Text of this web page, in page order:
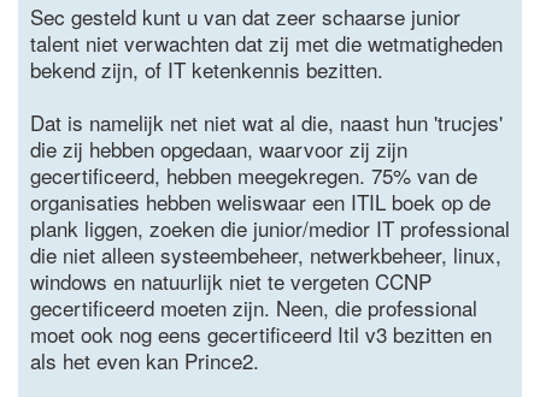
Sec gesteld kunt u van dat zeer schaarse junior
talent niet verwachten dat zij met die wetmatigheden
bekend zijn, of IT ketenkennis bezitten.
Dat is namelijk net niet wat al die, naast hun 'trucjes'
die zij hebben opgedaan, waarvoor zij zijn
gecertificeerd, hebben meegekregen. 75% van de
organisaties hebben weliswaar een ITIL boek op de
plank liggen, zoeken die junior/medior IT professional
die niet alleen systeembeheer, netwerkbeheer, linux,
windows en natuurlijk niet te vergeten CCNP
gecertificeerd moeten zijn. Neen, die professional
moet ook nog eens gecertificeerd Itil v3 bezitten en
als het even kan Prince2.